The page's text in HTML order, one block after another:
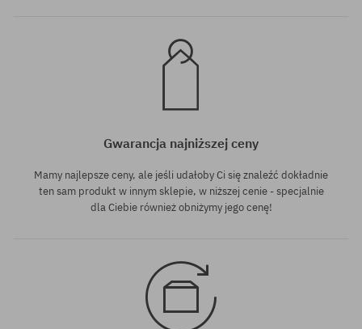
Gwarancja najniższej ceny
Mamy najlepsze ceny, ale jeśli udałoby Ci się znaleźć dokładnie
ten sam produkt w innym sklepie, w niższej cenie - specjalnie
dla Ciebie również obniżymy jego cenę!